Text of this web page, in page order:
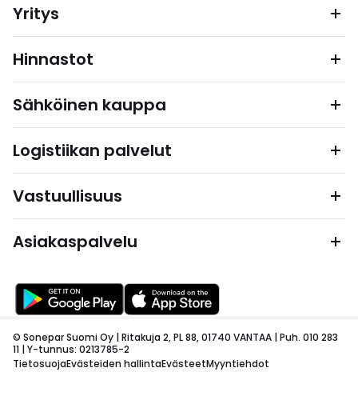
Yritys
Hinnastot
Sähköinen kauppa
Logistiikan palvelut
Vastuullisuus
Asiakaspalvelu
© Sonepar Suomi Oy | Ritakuja 2, PL 88, 01740 VANTAA | Puh. 010 283
11 | Y-tunnus: 0213785-2
TietosuojaEvästeiden hallintaEvästeetMyyntiehdot